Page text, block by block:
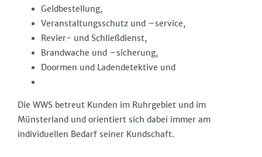
Geldbestellung,
Veranstaltungsschutz und –service,
Revier- und Schließdienst,
Brandwache und –sicherung,
Doormen und Ladendetektive und
Die WWS betreut Kunden im Ruhrgebiet und im
Münsterland und orientiert sich dabei immer am
individuellen Bedarf seiner Kundschaft.